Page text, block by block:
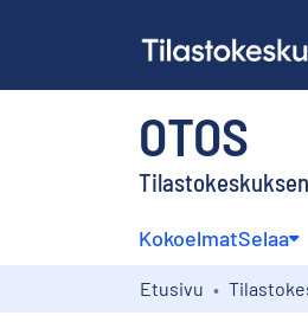
OTOS
KokoelmatSelaa
Etusivu